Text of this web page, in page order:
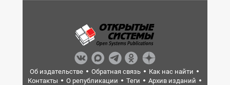
Об издательстве Обратная связь
Как нас найти
Контакты
О републикации Теги
Архив изданий